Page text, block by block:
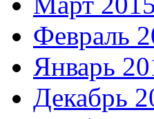
Февраль
Январь
Декабрь